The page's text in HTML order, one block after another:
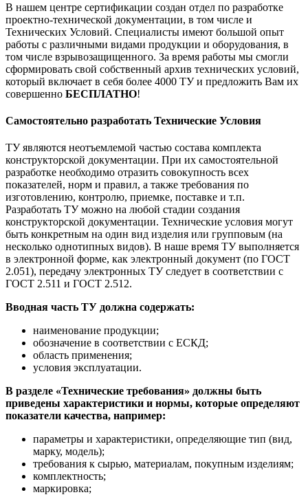
В нашем центре сертификации создан отдел по разработке
проектно-технической документации, в том числе и
Технических Условий. Специалисты имеют большой опыт
работы с различными видами продукции и оборудования, в
том числе взрывозащищенного. За время работы мы смогли
сформировать свой собственный архив технических условий,
который включает в себя более 4000 ТУ и предложить Вам их
совершенно БЕСПЛАТНО!
Самостоятельно разработать Технические Условия
ТУ являются неотъемлемой частью состава комплекта
конструкторской документации. При их самостоятельной
разработке необходимо отразить совокупность всех
показателей, норм и правил, а также требования по
изготовлению, контролю, приемке, поставке и т.п.
Разработать ТУ можно на любой стадии создания
конструкторской документации. Технические условия могут
быть конкретным на один вид изделия или групповым (на
несколько однотипных видов). В наше время ТУ выполняется
в электронной форме, как электронный документ (по ГОСТ
2.051), передачу электронных ТУ следует в соответствии с
ГОСТ 2.511 и ГОСТ 2.512.
Вводная часть ТУ должна содержать:
наименование продукции;
обозначение в соответствии с ЕСКД;
область применения;
условия эксплуатации.
В разделе «Технические требования» должны быть
приведены характеристики и нормы, которые определяют
показатели качества, например:
параметры и характеристики, определяющие тип (вид,
марку, модель);
требования к сырью, материалам, покупным изделиям;
комплектность;
маркировка;